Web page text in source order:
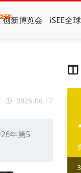
创新博览会 iSEE全
2026.06.17
年第5